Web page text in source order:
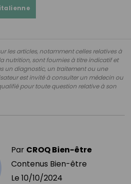
les articles, notamment celles relatives à
nutrition, sont fournies à titre indicatif et
un diagnostic, un traitement ou une
est invité à consulter un médecin ou
pour toute question relative à son
Par CROQ Bien-être
Contenus Bien-être
Le 10/10/2024